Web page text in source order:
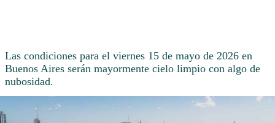
Las condiciones para el viernes 15 de mayo de 2026 en
Buenos Aires serán mayormente cielo limpio con algo de
nubosidad.